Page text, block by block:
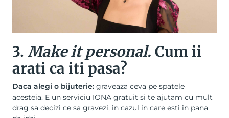
3. Make it personal. Cum ii
arati ca iti pasa?
Daca alegi o bijuterie: graveaza ceva pe spatele
acesteia. E un serviciu IONA gratuit si te ajutam cu mult
drag sa decizi ce sa gravezi, in cazul in care esti in pana